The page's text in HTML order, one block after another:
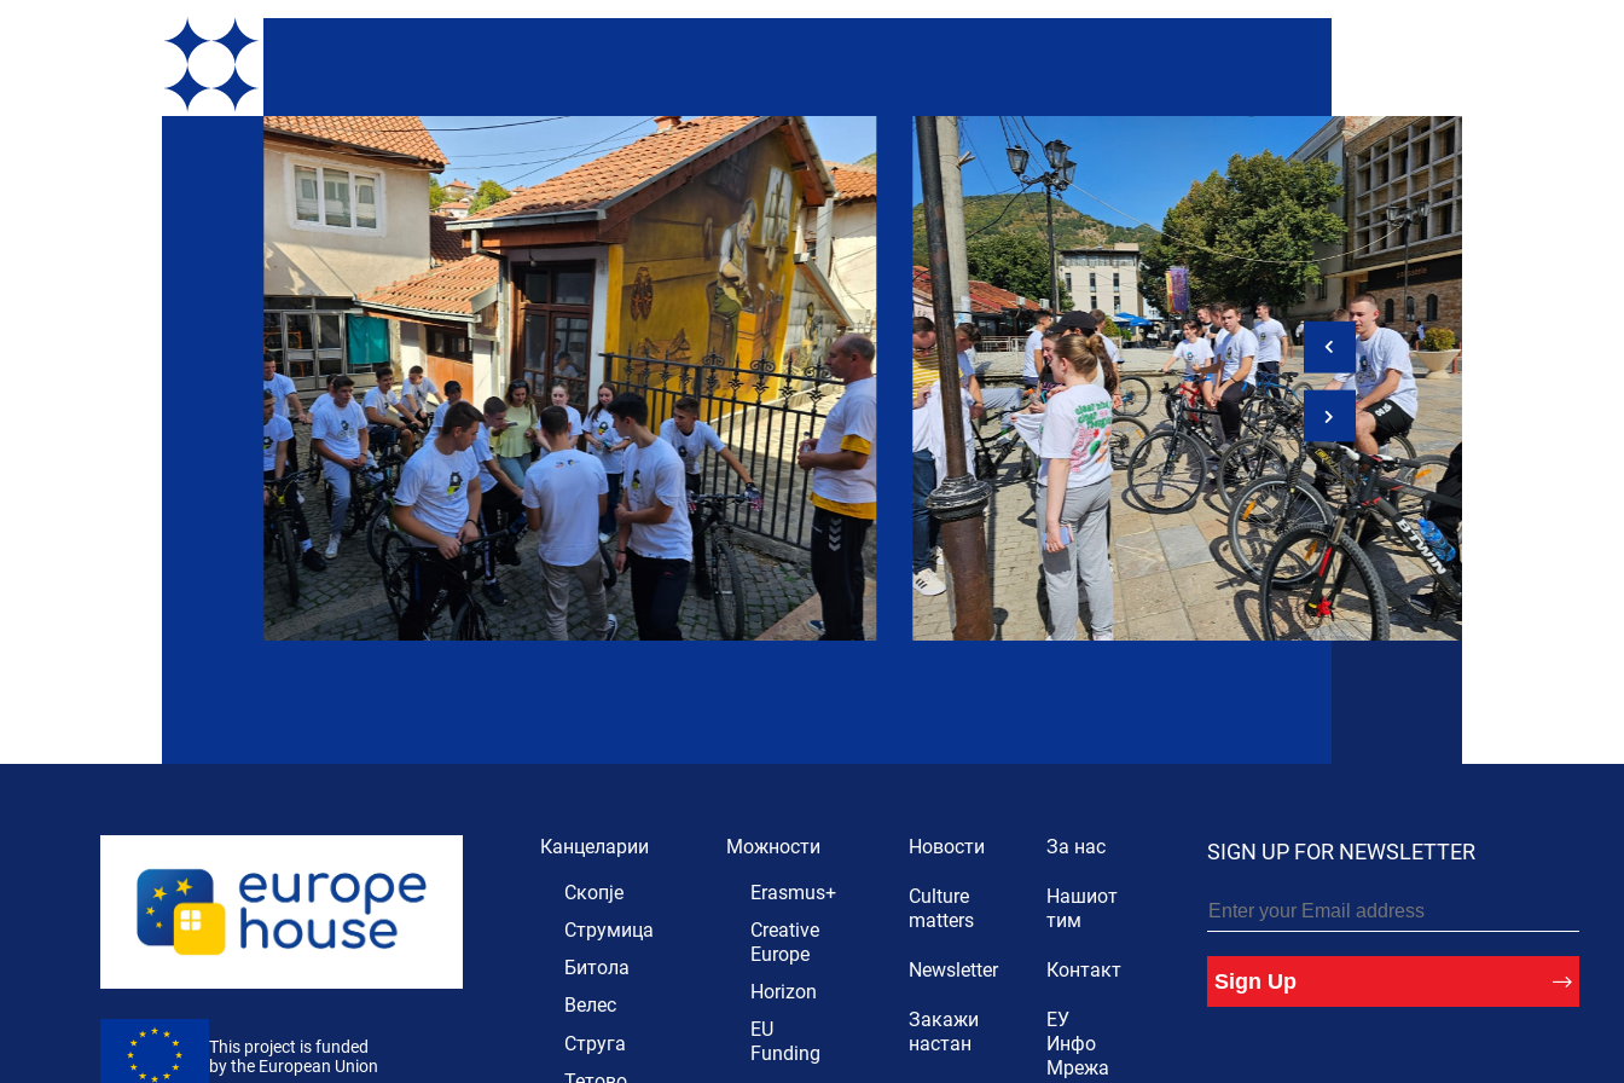
This project is funded
by the European Union
Канцеларии
Скопје
Струмица
Битола
Велес
Струга
Можности
Erasmus+
Creative
Europe
Horizon
EU
Funding
Новости
Culture
matters
Newsletter
Закажи
настан
За нас
Нашиот
тим
Контакт
ЕУ
Инфо
Мрежа
SIGN UP FOR NEWSLETTER
Sign Up